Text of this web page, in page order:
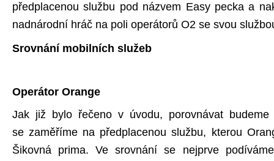
předplacenou službu pod názvem Easy pecka a
nadnárodní hráč na poli operátorů O2 se svou
Srovnání mobilních služeb
Operátor Orange
Jak již bylo řečeno v úvodu, porovnávat budeme
se zaměříme na předplacenou službu, kterou
Šikovná prima. Ve srovnání se nejprve